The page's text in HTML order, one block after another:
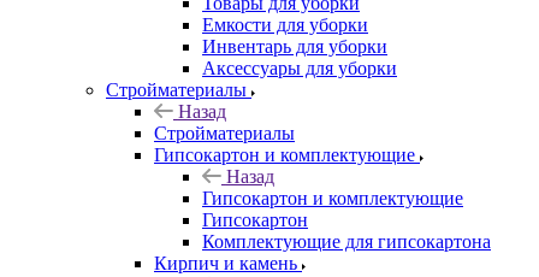
Емкости для уборки
Инвентарь для уборки
Аксессуары для уборки
Стройматериалы
Назад
Стройматериалы
Гипсокартон и комплектующие
Назад
Гипсокартон и комплектующие
Гипсокартон
Комплектующие для гипсокартона
Кирпич и камень